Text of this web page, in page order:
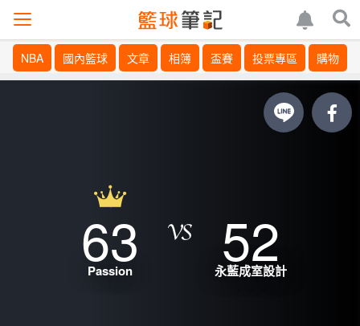
NBA 國內籃球 文章 相簿 盃賽 投票專區 購物
63
Passion 52
永藍成室設計